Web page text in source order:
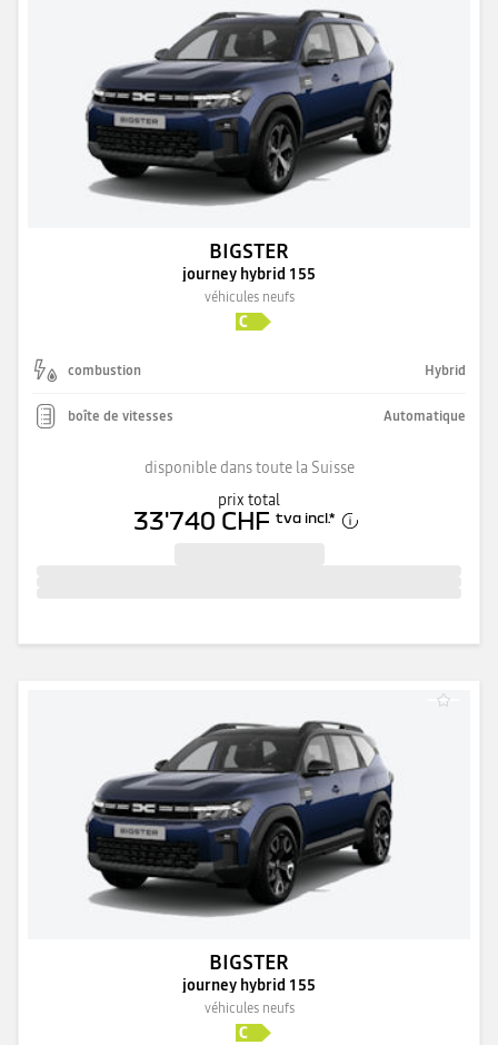
BIGSTER
journey hybrid 155
véhicules neufs
combustion Hybrid
boîte de vitesses Automatique
disponible dans toute la Suisse
prix total
33'740 CHF tva incl.*
BIGSTER
journey hybrid 155
véhicules neufs